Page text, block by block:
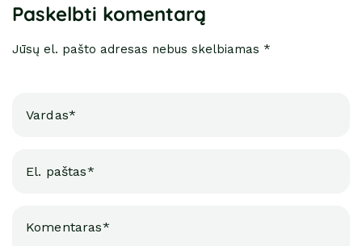
Paskelbti komentarą
Jūsų el. pašto adresas nebus skelbiamas *